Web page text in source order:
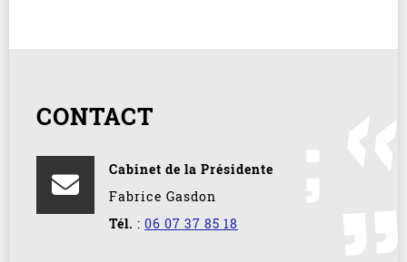
CONTACT
Cabinet de la Présidente
Fabrice Gasdon
Tél. : 06 07 37 85 18